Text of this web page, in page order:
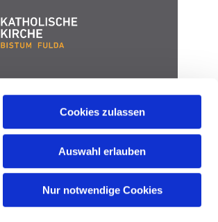
Cookies zulassen
Auswahl erlauben
Nur notwendige Cookies